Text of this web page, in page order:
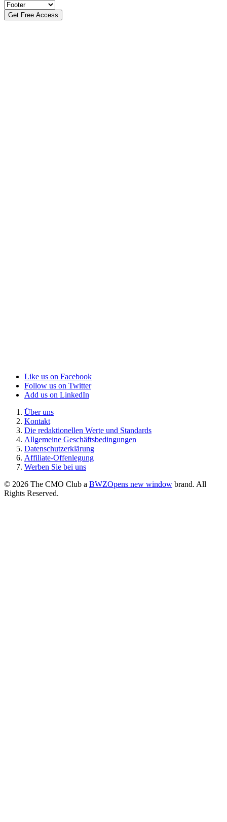
Like us on Facebook
Follow us on Twitter
Add us on LinkedIn
Über uns
Kontakt
Die redaktionellen Werte und Standards
Allgemeine Geschäftsbedingungen
Datenschutzerklärung
Affiliate-Offenlegung
Werben Sie bei uns
© 2026 The CMO Club a BWZOpens new window brand. All
Rights Reserved.